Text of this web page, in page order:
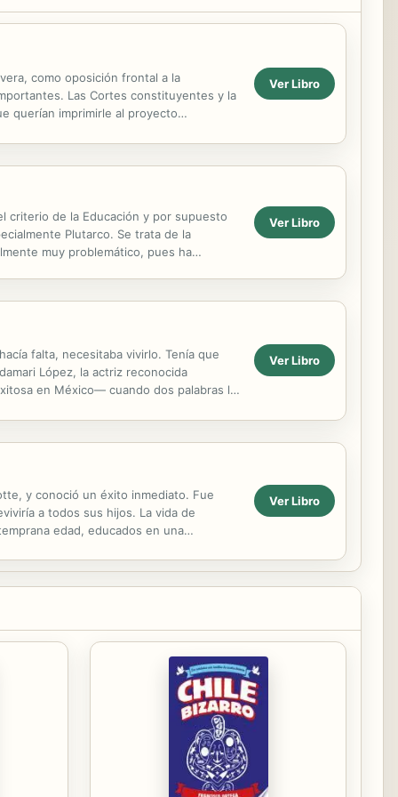
como oposición frontal a la
Las Cortes constituyentes y la
querían imprimirle al proyecto
Ver Libro
criterio de la Educación y por supuesto
Plutarco. Se trata de la
muy problemático, pues ha
Ver Libro
falta, necesitaba vivirlo. Tenía que
López, la actriz reconocida
en México— cuando dos palabras le
Ver Libro
y conoció un éxito inmediato. Fue
a todos sus hijos. La vida de
edad, educados en una
Ver Libro